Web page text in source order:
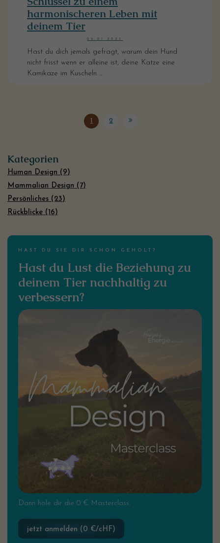
harmonischeren Leben mit
deinem Tier
09.01.2025
Hast du dich jemals gefragt, warum dein Hund
nicht frisst wenn er alleine ist, deine Katze eine
Kamikaze im Kuscheln ...
1 2
Kategorien
Human Design (9)
Mammalian Design (7)
Persönliches (23)
Rückblicke (16)
HAST DU SIE DIR SCHON GEHOLT?
Hast du Lust die Beziehung zu
deinem Tier nachhaltig zu
verbessern?
Dann hole dir die 0 € Masterclass.
jetzt anmelden (0 €/cHF)